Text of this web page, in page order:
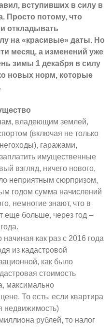
вступивших в силу в
Просто потому, что
откладывать
на «красивые» даты. Но
месяц, а изменений уже
зимы 1 декабря в силу
новых норм, которые
владеющим землей,
(включая не только
гаражами,
имущественные
взгляд, ничего нового,
неприятным сюрпризом,
годом сумма начислений
немногие знают, что в
еще больше, через год –
как раз с 2016 года
из кадастровой
как было
стоимость
максимально
То есть, если квартира
недвижимость)
рублей, то налог